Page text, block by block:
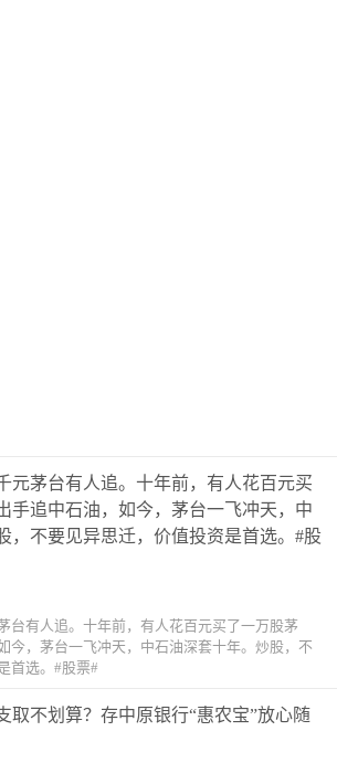
元茅台有人追。十年前，有人花百元买
手追中石油，如今，茅台一飞冲天，中
，不要见异思迁，价值投资是首选。#股
台有人追。十年前，有人花百元买了一万股茅
今，茅台一飞冲天，中石油深套十年。炒股，不
首选。#股票#
取不划算？存中原银行“惠农宝”放心随